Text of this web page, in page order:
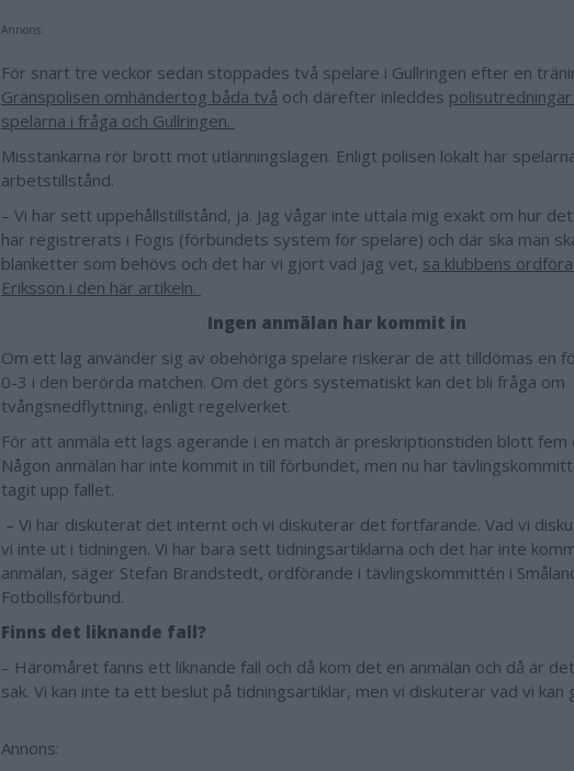
Annons:
För snart tre veckor sedan stoppades två spelare i Gullringen efter en
Gränspolisen omhändertog båda två och därefter inleddes
spelarna i fråga och Gullringen.
Misstankarna rör brott mot utlänningslagen. Enligt polisen lokalt har
arbetstillstånd.
– Vi har sett uppehållstillstånd, ja. Jag vågar inte uttala mig exakt om hur
har registrerats i Fogis (förbundets system för spelare) och där ska man
blanketter som behövs och det har vi gjort vad jag vet, sa klubbens
Eriksson i den här artikeln.
Ingen anmälan har kommit in
Om ett lag använder sig av obehöriga spelare riskerar de att tilldömas en
0-3 i den berörda matchen. Om det görs systematiskt kan det bli fråga om
tvångsnedflyttning, enligt regelverket.
För att anmäla ett lags agerande i en match är preskriptionstiden blott fem
Någon anmälan har inte kommit in till förbundet, men nu har
tagit upp fallet.
– Vi har diskuterat det internt och vi diskuterar det fortfarande. Vad vi
vi inte ut i tidningen. Vi har bara sett tidningsartiklarna och det har inte
anmälan, säger Stefan Brandstedt, ordförande i tävlingskommittén i
Fotbollsförbund.
Finns det liknande fall?
– Häromåret fanns ett liknande fall och då kom det en anmälan och då är
sak. Vi kan inte ta ett beslut på tidningsartiklar, men vi diskuterar vad vi kan
Annons: